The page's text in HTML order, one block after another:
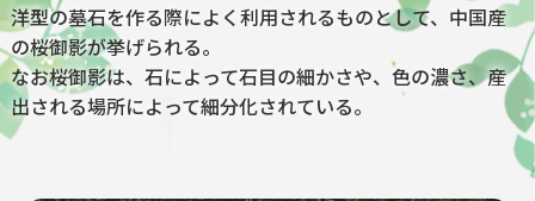
洋型の墓石を作る際によく利用されるものとして、中国産
の桜御影が挙げられる。
なお桜御影は、石によって石目の細かさや、色の濃さ、産
出される場所によって細分化されている。